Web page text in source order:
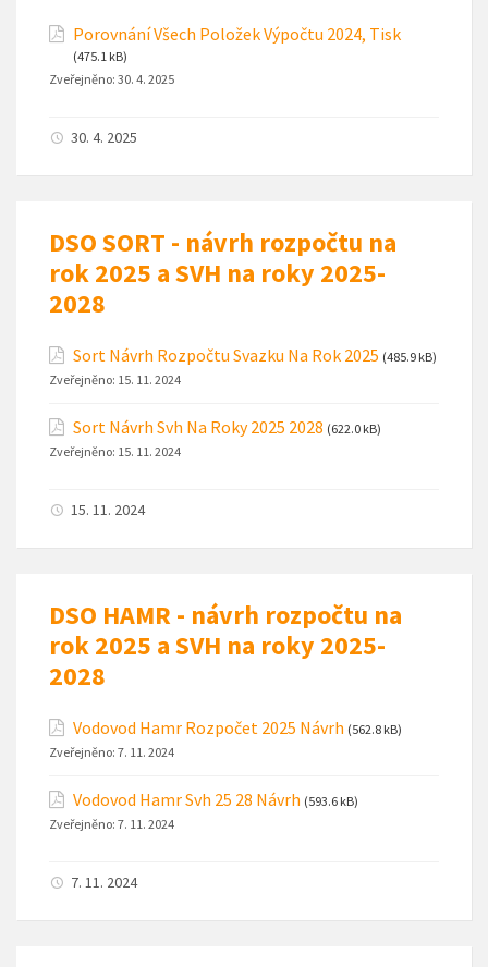
Porovnání Všech Položek Výpočtu 2024, Tisk
(475.1 kB)
Zveřejněno: 30. 4. 2025
30. 4. 2025
DSO SORT - návrh rozpočtu na
rok 2025 a SVH na roky 2025-
2028
Sort Návrh Rozpočtu Svazku Na Rok 2025 (485.9 kB)
Zveřejněno: 15. 11. 2024
Sort Návrh Svh Na Roky 2025 2028 (622.0 kB)
Zveřejněno: 15. 11. 2024
15. 11. 2024
DSO HAMR - návrh rozpočtu na
rok 2025 a SVH na roky 2025-
2028
Vodovod Hamr Rozpočet 2025 Návrh (562.8 kB)
Zveřejněno: 7. 11. 2024
Vodovod Hamr Svh 25 28 Návrh (593.6 kB)
Zveřejněno: 7. 11. 2024
7. 11. 2024